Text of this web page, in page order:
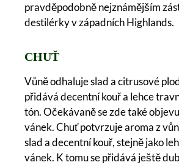
pravděpodobně nejznámějším
destilérky v západních Highlands.
CHUŤ
Vůně odhaluje slad a citrusové
přidává decentní kouř a lehce
tón. Očekávaně se zde také
vánek. Chuť potvrzuje aroma z
slad a decentní kouř, stejně jako
vánek. K tomu se přidává ještě